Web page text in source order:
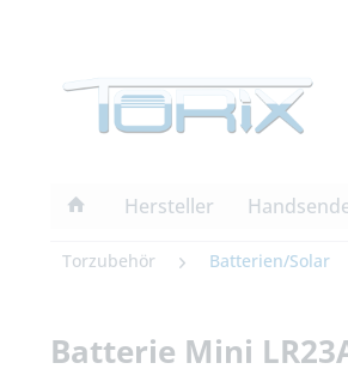
Hersteller
Torzubehör Batterien/Solar
Batterie Mini